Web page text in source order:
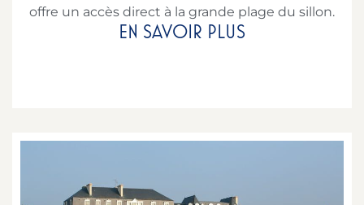
offre un accès direct à la grande plage du sillon.
EN SAVOIR PLUS